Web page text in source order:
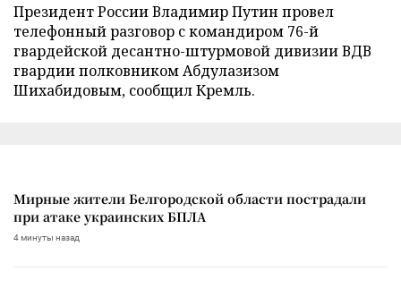
Президент России Владимир Путин провел
телефонный разговор с командиром 76-й
гвардейской десантно-штурмовой дивизии ВДВ
гвардии полковником Абдулазизом
Шихабидовым, сообщил Кремль.
Мирные жители Белгородской области пострадали
при атаке украинских БПЛА
4 минуты назад